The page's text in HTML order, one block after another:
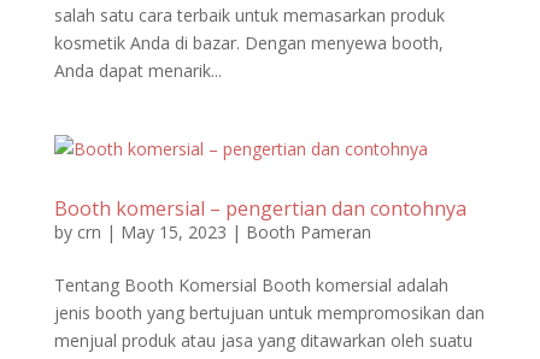
salah satu cara terbaik untuk memasarkan produk
kosmetik Anda di bazar. Dengan menyewa booth,
Anda dapat menarik...
Booth komersial – pengertian dan contohnya
by crn | May 15, 2023 | Booth Pameran
Tentang Booth Komersial Booth komersial adalah
jenis booth yang bertujuan untuk mempromosikan dan
menjual produk atau jasa yang ditawarkan oleh suatu